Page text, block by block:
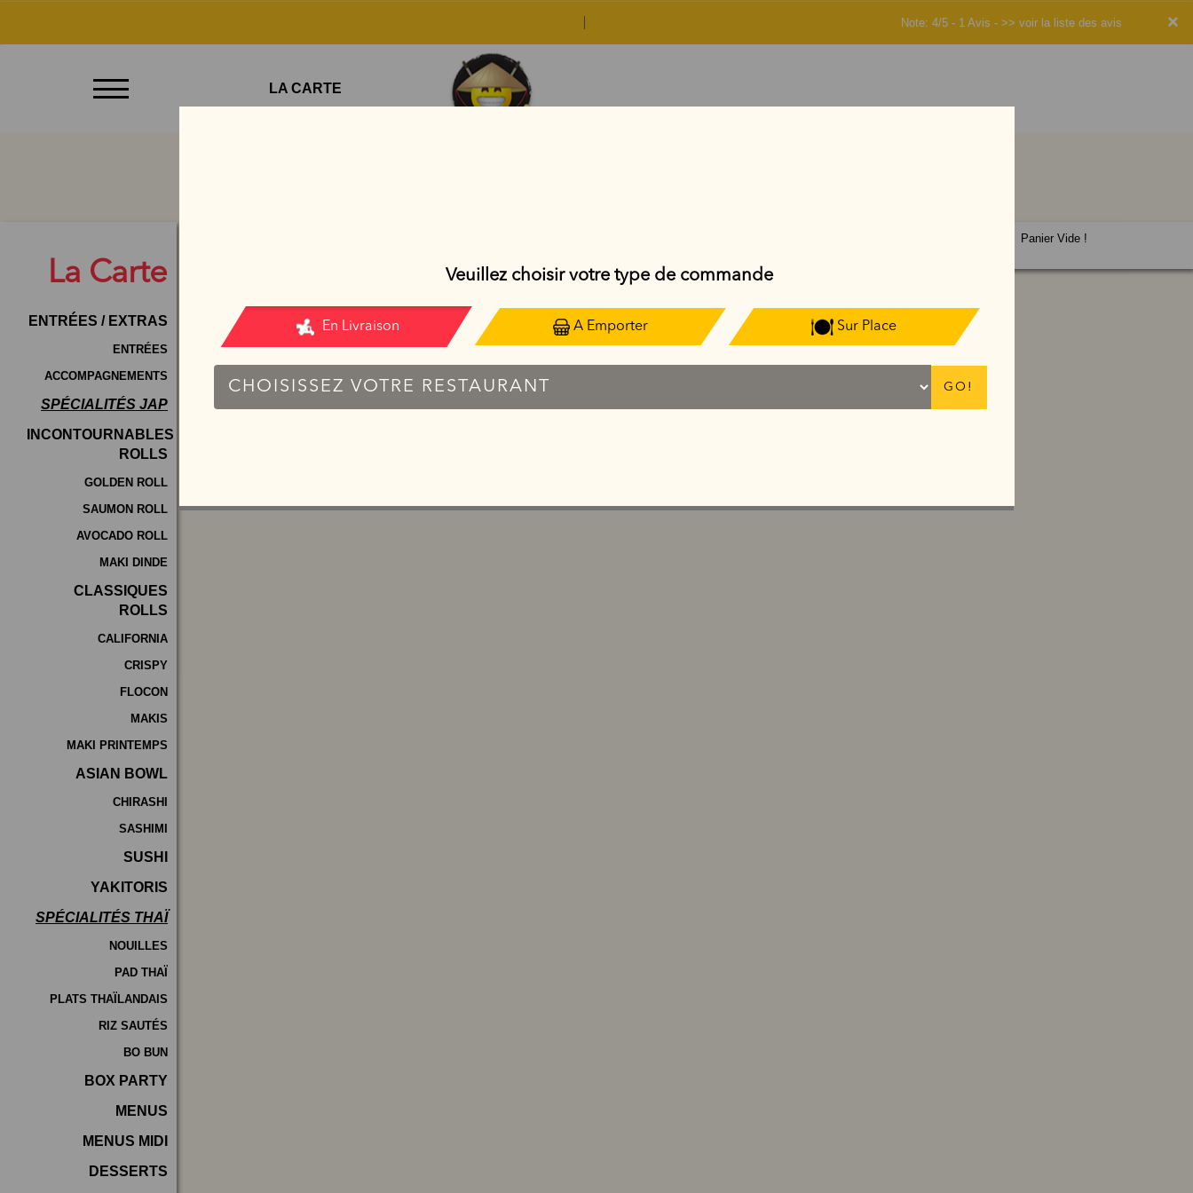
×
Note: 4/5 - 1 Avis - >> voir la liste des avis
Emporter
Contact
Mentions
Légales
Programme
De
Fidélité
Vos
Avis
de
LA CARTE
La Carte
ENTRÉES / EXTRAS
ENTRÉES
ACCOMPAGNEMENTS
SPÉCIALITÉS JAP
INCONTOURNABLES
ROLLS
GOLDEN ROLL
SAUMON ROLL
AVOCADO ROLL
MAKI DINDE
CLASSIQUES
ROLLS
CALIFORNIA
CRISPY
FLOCON
MAKIS
MAKI PRINTEMPS
ASIAN BOWL
CHIRASHI
SASHIMI
SUSHI
YAKITORIS
SPÉCIALITÉS THAÏ
NOUILLES
PAD THAÏ
PLATS THAÏLANDAIS
RIZ SAUTÉS
BO BUN
BOX PARTY
MENUS
MENUS MIDI
DESSERTS
Panier Vide !